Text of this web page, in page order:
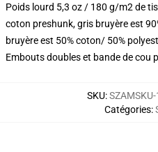
Poids lourd 5,3 oz / 180 g/m2 de
coton preshunk, gris bruyère est
bruyère est 50% coton/ 50%
Embouts doubles et bande de cou
SKU:
Catégories: